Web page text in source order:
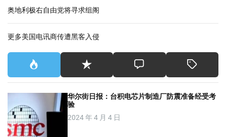
奥地利极右自由党将寻求组阁
更多美国电讯商传遭黑客入侵
华尔街日报：台积电芯片制造厂防震准备经受考
验
2024 年 4 月 4 日